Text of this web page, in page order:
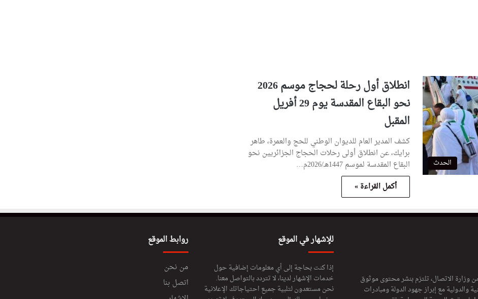
الحدث
انطلاق أول رحلة لحجاج موسم 2026
نحو البقاع المقدسة يوم 29 أفريل
المقبل
كشف المدير العام للديوان الوطني للحج والعمرة، طاهر
برايك، عن انطلاق أولى رحلات الحجاج الجزائريين نحو
البقاع المقدسة لموسم 1447هـ/2026م…
أكمل القراءة »
وزارة الاتصال، تلتزم بنشر محتوى موثوق
مع إبراز جهود الدولة ومبادرات
للإشهار في الموقع
إذا كنت بحاجة إلى أي معلومات إضافية حول
خدمات الإشهار لدينا، لا تتردد بالتواصل معنا.
نحن مستعدون لتلبية جميع احتياجاتك الإعلانية
روابط الموقع
من نحن
اتصل بنا